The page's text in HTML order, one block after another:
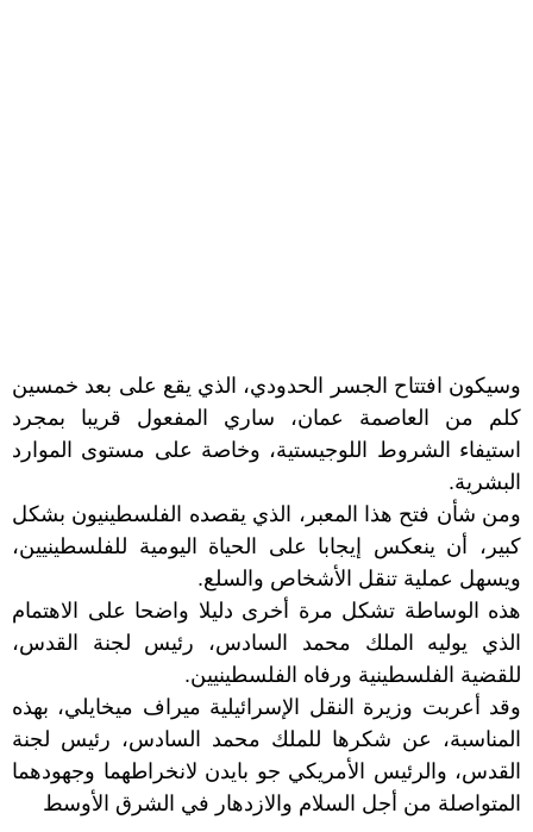
وسيكون افتتاح الجسر الحدودي، الذي يقع على بعد خمسين
كلم من العاصمة عمان، ساري المفعول قريبا بمجرد
استيفاء الشروط اللوجيستية، وخاصة على مستوى الموارد
البشرية.
ومن شأن فتح هذا المعبر، الذي يقصده الفلسطينيون بشكل
كبير، أن ينعكس إيجابا على الحياة اليومية للفلسطينيين،
ويسهل عملية تنقل الأشخاص والسلع.
هذه الوساطة تشكل مرة أخرى دليلا واضحا على الاهتمام
الذي يوليه الملك محمد السادس، رئيس لجنة القدس،
للقضية الفلسطينية ورفاه الفلسطينيين.
وقد أعربت وزيرة النقل الإسرائيلية ميراف ميخايلي، بهذه
المناسبة، عن شكرها للملك محمد السادس، رئيس لجنة
القدس، والرئيس الأمريكي جو بايدن لانخراطهما وجهودهما
المتواصلة من أجل السلام والازدهار في الشرق الأوسط